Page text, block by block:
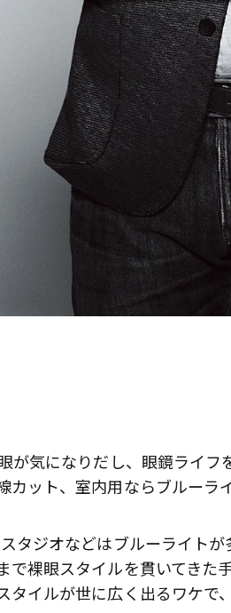
が気になりだし、眼鏡ライ
カット、室内用ならブルーラ
スタジオなどはブルーライト
で裸眼スタイルを貫いてき
タイルが世に広く出るワケで